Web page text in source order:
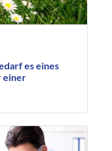
es eines
einer